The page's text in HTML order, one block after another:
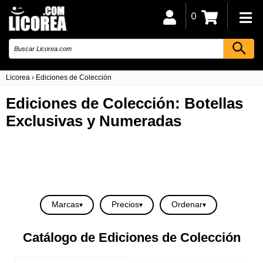
Licorea › Ediciones de Colección
0
Ediciones de Colección: Botellas
Exclusivas y Numeradas
Marcas Precios Ordenar
Catálogo de Ediciones de Colección